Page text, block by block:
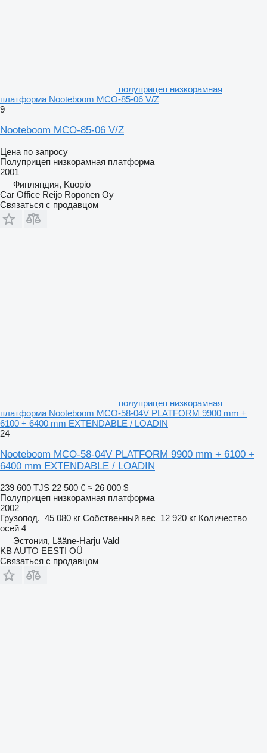
полуприцеп низкорамная
платформа Nooteboom MCO-85-06 V/Z
9
Nooteboom MCO-85-06 V/Z
Цена по запросу
Полуприцеп низкорамная платформа
2001
Финляндия, Kuopio
Car Office Reijo Roponen Oy
Связаться с продавцом
полуприцеп низкорамная
платформа Nooteboom MCO-58-04V PLATFORM 9900 mm +
6100 + 6400 mm EXTENDABLE / LOADIN
24
Nooteboom MCO-58-04V PLATFORM 9900 mm + 6100 +
6400 mm EXTENDABLE / LOADIN
239 600 TJS 22 500 € ≈ 26 000 $
Полуприцеп низкорамная платформа
2002
Грузопод. 45 080 кг Собственный вес 12 920 кг Количество
осей 4
Эстония, Lääne-Harju Vald
KB AUTO EESTI OÜ
Связаться с продавцом